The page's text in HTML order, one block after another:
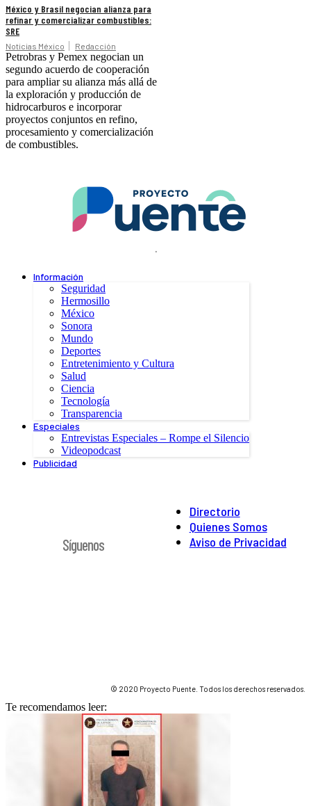
México y Brasil negocian alianza para
refinar y comercializar combustibles:
SRE
Noticias México Redacción
Petrobras y Pemex negocian un
segundo acuerdo de cooperación
para ampliar su alianza más allá de
la exploración y producción de
hidrocarburos e incorporar
proyectos conjuntos en refino,
procesamiento y comercialización
de combustibles.
.
Información
Seguridad
Hermosillo
México
Sonora
Mundo
Deportes
Entretenimiento y Cultura
Salud
Ciencia
Tecnología
Transparencia
Especiales
Entrevistas Especiales – Rompe el Silencio
Videopodcast
Publicidad
Directorio
Quienes Somos
Aviso de Privacidad
Síguenos
© 2020 Proyecto Puente. Todos los derechos reservados.
Te recomendamos leer: